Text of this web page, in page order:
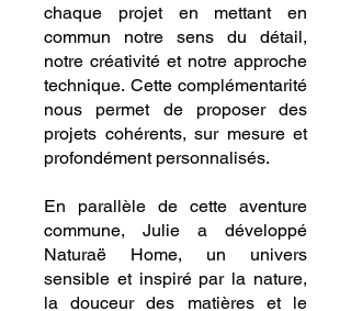
chaque projet en mettant en
commun notre sens du détail,
notre créativité et notre approche
technique. Cette complémentarité
nous permet de proposer des
projets cohérents, sur mesure et
profondément personnalisés.
En parallèle de cette aventure
commune, Julie a développé
Naturaë Home, un univers
sensible et inspiré par la nature,
la douceur des matières et le